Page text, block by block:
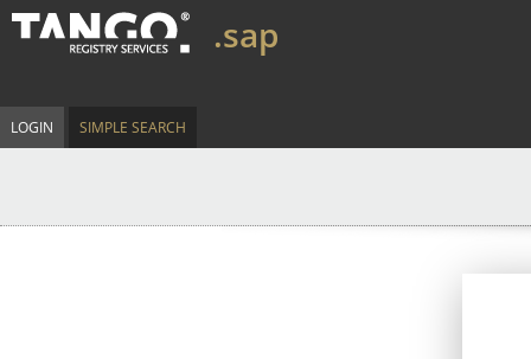
.sap
LOGIN SIMPLE SEARCH